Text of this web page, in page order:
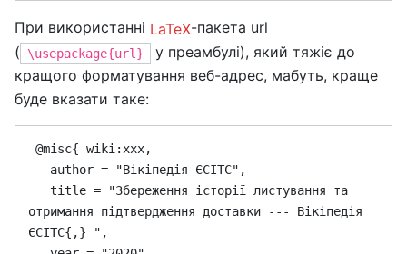
При використанні LaTeX-пакета url
(
\usepackage{url}
у преамбулі), який тяжіє до
кращого форматування веб-адрес, мабуть, краще
буде вказати таке:
отримання підтвердження доставки --- Вікіпедія
ЄСІТС{,} ",